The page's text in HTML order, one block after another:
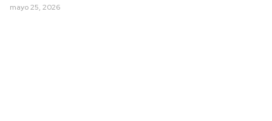
mayo 25, 2026